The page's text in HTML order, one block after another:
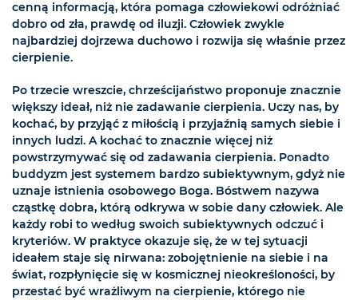
cenną informacją, która pomaga człowiekowi odróżniać
dobro od zła, prawdę od iluzji. Człowiek zwykle
najbardziej dojrzewa duchowo i rozwija się właśnie przez
cierpienie.
Po trzecie wreszcie, chrześcijaństwo proponuje znacznie
większy ideał, niż nie zadawanie cierpienia. Uczy nas, by
kochać, by przyjąć z miłością i przyjaźnią samych siebie i
innych ludzi. A kochać to znacznie więcej niż
powstrzymywać się od zadawania cierpienia. Ponadto
buddyzm jest systemem bardzo subiektywnym, gdyż nie
uznaje istnienia osobowego Boga. Bóstwem nazywa
cząstkę dobra, którą odkrywa w sobie dany człowiek. Ale
każdy robi to według swoich subiektywnych odczuć i
kryteriów. W praktyce okazuje się, że w tej sytuacji
ideałem staje się nirwana: zobojętnienie na siebie i na
świat, rozpłynięcie się w kosmicznej nieokreśloności, by
przestać być wrażliwym na cierpienie, którego nie